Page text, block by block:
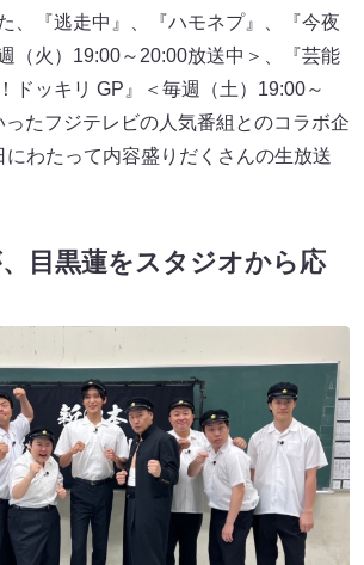
、『逃走中』、『ハモネプ』、『今夜
（火）19:00～20:00放送中＞、『芸能
ドッキリ GP』＜毎週（土）19:00～
たフジテレビの人気番組とのコラボ企
わたって内容盛りだくさんの生放送
目黒蓮をスタジオから応